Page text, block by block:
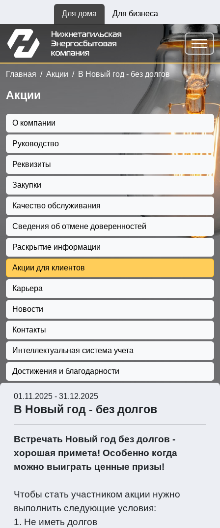
Для дома Для бизнеса
Главная Акции В Новый год - без долгов
Акции
О компании
Руководство
Реквизиты
Закупки
Качество обслуживания
Сведения об отмене доверенностей
Раскрытие информации
Акции для клиентов
Карьера
Новости
Контакты
Интеллектуальная система учета
Достижения и благодарности
01.11.2025 - 31.12.2025
В Новый год - без долгов
Встречать Новый год без долгов -
хорошая примета! Особенно когда
можно выиграть ценные призы!
Чтобы стать участником акции нужно
выполнить следующие условия:
1. Не иметь долгов